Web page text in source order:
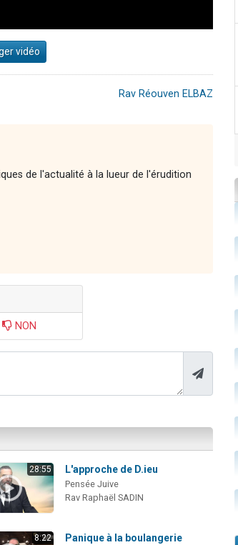
vidéo
Rav Réouven ELBAZ
de l'actualité à la lueur de l'érudition
NON
28:55 L'approche de D.ieu
Pensée Juive
Rav Raphaël SADIN
8:22
Panique à la boulangerie